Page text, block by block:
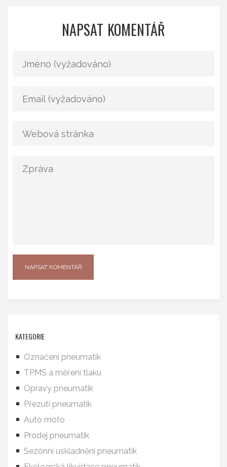
NAPSAT KOMENTÁŘ
KATEGORIE
Označení pneumatik
TPMS a měření tlaku
Opravy pneumatik
Přezutí pneumatik
Auto moto
Prodej pneumatik
Sezónní uskladnění pneumatik